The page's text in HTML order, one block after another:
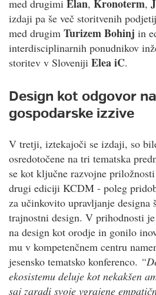
med drugimi Elan, Kronoterm,
izdaji pa še več storitvenih
med drugim Turizem Bohinj in
interdisciplinarnih ponudnikov
storitev v Sloveniji Elea iC.
Design kot odgovor
gospodarske izzive
V tretji, iztekajoči se izdaji, so
osredotočene na tri tematska
se kot ključne razvojne
drugi ediciji KCDM - poleg
za učinkovito upravljanje designa
trajnostni design. V prihodnosti
na design kot orodje in gonilo
mu v kompetenčnem centru
jesensko tematsko konferenco.
ekosistemu deluje kot nekakšen
saj zaradi svoje vgrajene